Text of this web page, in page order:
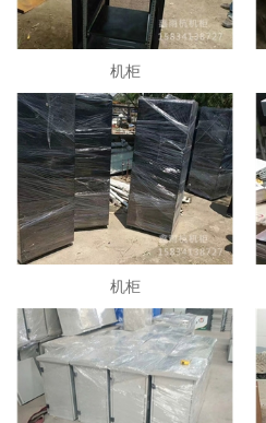
机柜
机柜